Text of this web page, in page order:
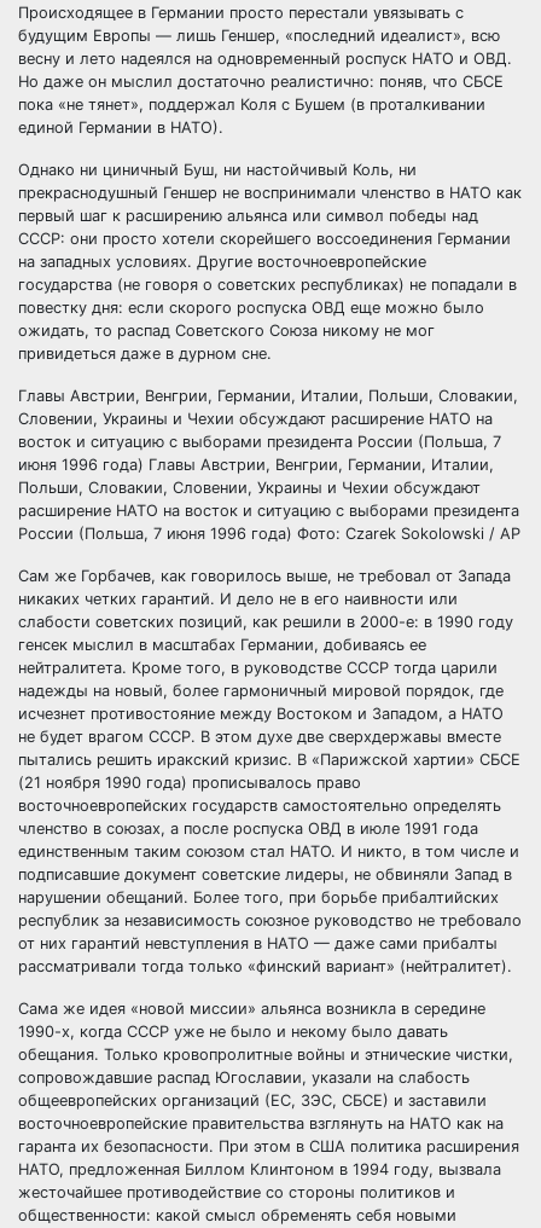
Происходящее в Германии просто перестали увязывать с
будущим Европы — лишь Геншер, «последний идеалист», всю
весну и лето надеялся на одновременный роспуск НАТО и ОВД.
Но даже он мыслил достаточно реалистично: поняв, что СБСЕ
пока «не тянет», поддержал Коля с Бушем (в проталкивании
единой Германии в НАТО).
Однако ни циничный Буш, ни настойчивый Коль, ни
прекраснодушный Геншер не воспринимали членство в НАТО как
первый шаг к расширению альянса или символ победы над
СССР: они просто хотели скорейшего воссоединения Германии
на западных условиях. Другие восточноевропейские
государства (не говоря о советских республиках) не попадали в
повестку дня: если скорого роспуска ОВД еще можно было
ожидать, то распад Советского Союза никому не мог
привидеться даже в дурном сне.
Главы Австрии, Венгрии, Германии, Италии, Польши, Словакии,
Словении, Украины и Чехии обсуждают расширение НАТО на
восток и ситуацию с выборами президента России (Польша, 7
июня 1996 года) Главы Австрии, Венгрии, Германии, Италии,
Польши, Словакии, Словении, Украины и Чехии обсуждают
расширение НАТО на восток и ситуацию с выборами президента
России (Польша, 7 июня 1996 года) Фото: Czarek Sokolowski / AP
Сам же Горбачев, как говорилось выше, не требовал от Запада
никаких четких гарантий. И дело не в его наивности или
слабости советских позиций, как решили в 2000-е: в 1990 году
генсек мыслил в масштабах Германии, добиваясь ее
нейтралитета. Кроме того, в руководстве СССР тогда царили
надежды на новый, более гармоничный мировой порядок, где
исчезнет противостояние между Востоком и Западом, а НАТО
не будет врагом СССР. В этом духе две сверхдержавы вместе
пытались решить иракский кризис. В «Парижской хартии» СБСЕ
(21 ноября 1990 года) прописывалось право
восточноевропейских государств самостоятельно определять
членство в союзах, а после роспуска ОВД в июле 1991 года
единственным таким союзом стал НАТО. И никто, в том числе и
подписавшие документ советские лидеры, не обвиняли Запад в
нарушении обещаний. Более того, при борьбе прибалтийских
республик за независимость союзное руководство не требовало
от них гарантий невступления в НАТО — даже сами прибалты
рассматривали тогда только «финский вариант» (нейтралитет).
Сама же идея «новой миссии» альянса возникла в середине
1990-х, когда СССР уже не было и некому было давать
обещания. Только кровопролитные войны и этнические чистки,
сопровождавшие распад Югославии, указали на слабость
общеевропейских организаций (ЕС, ЗЭС, СБСЕ) и заставили
восточноевропейские правительства взглянуть на НАТО как на
гаранта их безопасности. При этом в США политика расширения
НАТО, предложенная Биллом Клинтоном в 1994 году, вызвала
жесточайшее противодействие со стороны политиков и
общественности: какой смысл обременять себя новыми